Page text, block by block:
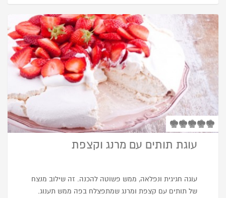
עוגת תותים עם מרנג וקצפת
עוגה חגיגית ונפלאה, ממש פשוטה להכנה. זה שילוב מנצח
של תותים עם קצפת ומרנג שמתפצלח בפה ממש תענוג.